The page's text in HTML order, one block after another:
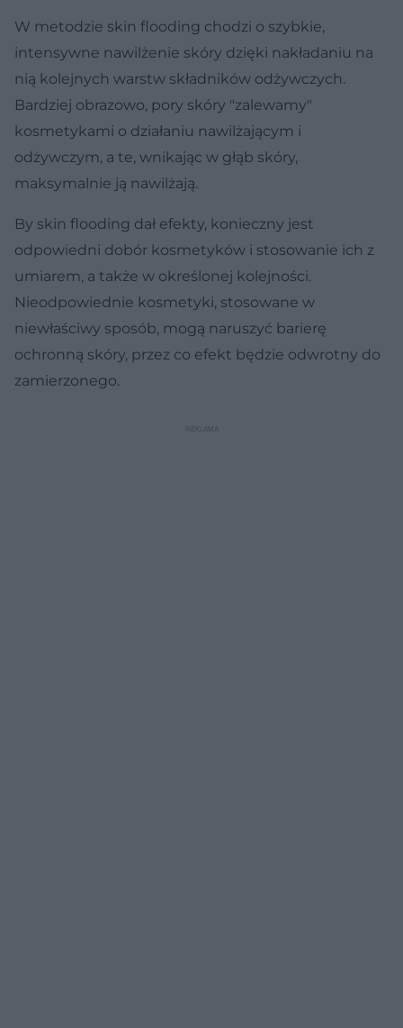
W metodzie skin flooding chodzi o szybkie,
intensywne nawilżenie skóry dzięki nakładaniu na
nią kolejnych warstw składników odżywczych.
Bardziej obrazowo, pory skóry "zalewamy"
kosmetykami o działaniu nawilżającym i
odżywczym, a te, wnikając w głąb skóry,
maksymalnie ją nawilżają.
By skin flooding dał efekty, konieczny jest
odpowiedni dobór kosmetyków i stosowanie ich z
umiarem, a także w określonej kolejności.
Nieodpowiednie kosmetyki, stosowane w
niewłaściwy sposób, mogą naruszyć barierę
ochronną skóry, przez co efekt będzie odwrotny do
zamierzonego.